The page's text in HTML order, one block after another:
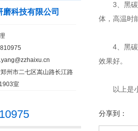
科技有限公司
州市二七区嵩山路长江路
室
3、黑碳化
体，高温时
4、黑碳化
效果好。
以上是小
分享到：